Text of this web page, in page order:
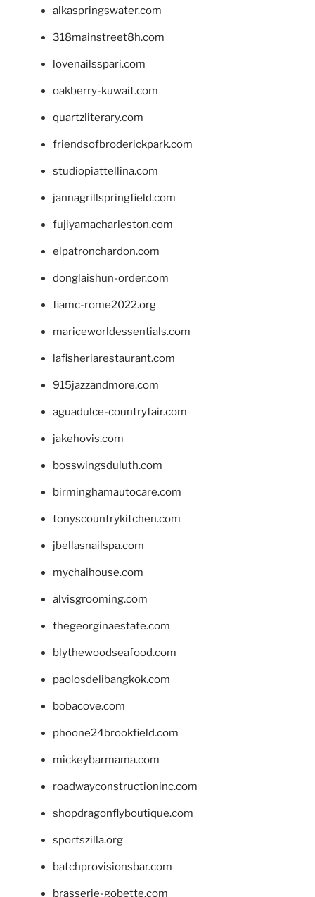
alkaspringswater.com
318mainstreet8h.com
lovenailsspari.com
oakberry-kuwait.com
quartzliterary.com
friendsofbroderickpark.com
studiopiattellina.com
jannagrillspringfield.com
fujiyamacharleston.com
elpatronchardon.com
donglaishun-order.com
fiamc-rome2022.org
mariceworldessentials.com
lafisheriarestaurant.com
915jazzandmore.com
aguadulce-countryfair.com
jakehovis.com
bosswingsduluth.com
birminghamautocare.com
tonyscountrykitchen.com
jbellasnailspa.com
mychaihouse.com
alvisgrooming.com
thegeorginaestate.com
blythewoodseafood.com
paolosdelibangkok.com
bobacove.com
phoone24brookfield.com
mickeybarmama.com
roadwayconstructioninc.com
shopdragonflyboutique.com
sportszilla.org
batchprovisionsbar.com
brasserie-gobette.com